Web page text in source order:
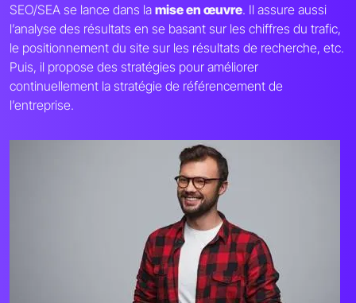
SEO/SEA se lance dans la mise en œuvre. Il assure aussi
l’analyse des résultats en se basant sur les chiffres du trafic,
le positionnement du site sur les résultats de recherche, etc.
Puis, il propose des stratégies pour améliorer
continuellement la stratégie de référencement de
l’entreprise.